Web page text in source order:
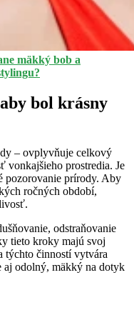
mäkký bob a
bol krásny
– ovplyvňuje celkový
vonkajšieho prostredia. Je
pozorovanie prírody. Aby
ročných období,
odstraňovanie
tieto kroky majú svoj
týchto činností vytvára
aj odolný, mäkký na dotyk